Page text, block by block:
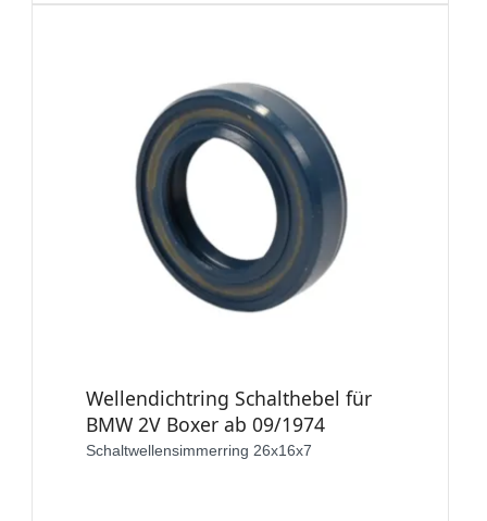
Wellendichtring Schalthebel für
BMW 2V Boxer ab 09/1974
Schaltwellensimmerring 26x16x7